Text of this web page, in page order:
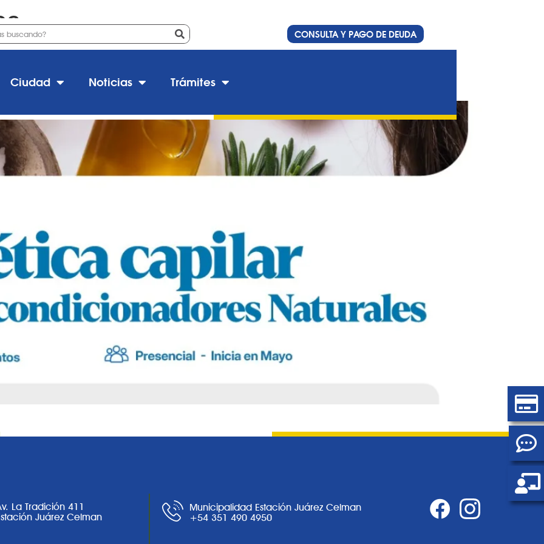
CONSULTA Y PAGO DE DEUDA
Ciudad Noticias Trámites
Capilar (Especial Acondicionadores)
La Tradición 411
Juárez Celman
Municipalidad Estación Juárez Celman
+54 351 490 4950